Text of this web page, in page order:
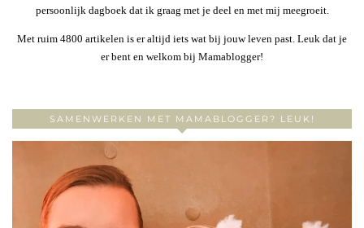
persoonlijk dagboek dat ik graag met je deel en met mij meegroeit.
Met ruim 4800 artikelen is er altijd iets wat bij jouw leven past. Leuk dat je
er bent en welkom bij Mamablogger!
SAMENWERKEN MET MAMABLOGGER? LEUK!